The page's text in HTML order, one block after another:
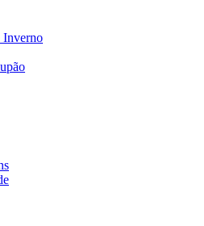
Inverno